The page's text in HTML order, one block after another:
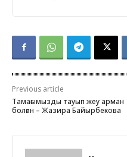
Previous article
Тамағымызды тауып жеу арман
болған – Жазира Байырбекова